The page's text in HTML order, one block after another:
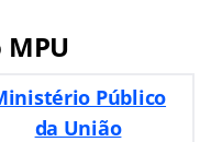
Público
da União